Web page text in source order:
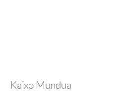
Kaixo Mundua